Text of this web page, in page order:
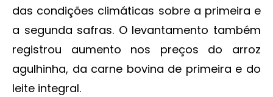
das condições climáticas sobre a primeira e
a segunda safras. O levantamento também
registrou aumento nos preços do arroz
agulhinha, da carne bovina de primeira e do
leite integral.